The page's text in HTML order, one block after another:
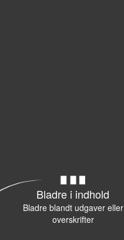
Bladre i indhold
Bladre blandt udgaver eller
overskrifter